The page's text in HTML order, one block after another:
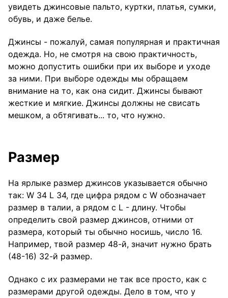
увидеть джинсовые пальто, куртки, платья, сумки,
обувь, и даже белье.
Джинсы - пожалуй, самая популярная и практичная
одежда. Но, не смотря на свою практичность,
можно допустить ошибки при их выборе и уходе
за ними. При выборе одежды мы обращаем
внимание на то, как она сидит. Джинсы бывают
жесткие и мягкие. Джинсы должны не свисать
мешком, а обтягивать... то, что нужно.
Размер
На ярлыке размер джинсов указывается обычно
так: W 34 L 34, где цифра рядом с W обозначает
размер в талии, а рядом с L - длину. Чтобы
определить свой размер джинсов, отними от
размера, который ты обычно носишь, число 16.
Например, твой размер 48-й, значит нужно брать
(48-16) 32-й размер.
Однако с их размерами не так все просто, как с
размерами другой одежды. Дело в том, что у